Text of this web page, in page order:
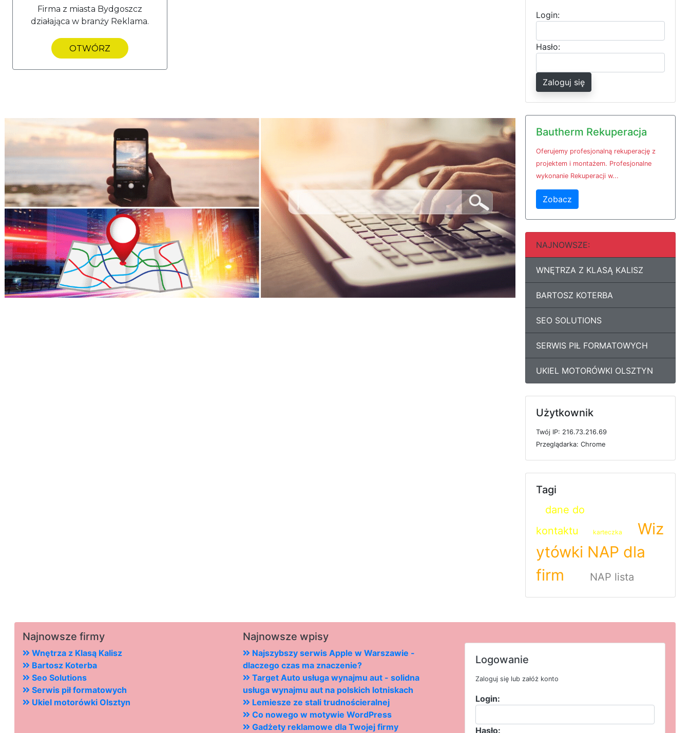
Firma z miasta Bydgoszcz
działająca w branży Reklama.
OTWÓRZ
Login:
Hasło:
Zaloguj się
Bautherm Rekuperacja
Oferujemy profesjonalną rekuperację z
projektem i montażem. Profesjonalne
wykonanie Rekuperacji w...
Zobacz
NAJNOWSZE:
WNĘTRZA Z KLASĄ KALISZ
BARTOSZ KOTERBA
SEO SOLUTIONS
SERWIS PIŁ FORMATOWYCH
UKIEL MOTORÓWKI OLSZTYN
Użytkownik
Twój IP: 216.73.216.69
Przeglądarka: Chrome
Tagi
dane do
kontaktu
karteczka
Wiz
ytówki NAP dla
firm
NAP lista
Najnowsze firmy
Wnętrza z Klasą Kalisz
Bartosz Koterba
Seo Solutions
Serwis pił formatowych
Ukiel motorówki Olsztyn
Najnowsze wpisy
Najszybszy serwis Apple w Warszawie -
dlaczego czas ma znaczenie?
Target Auto usługa wynajmu aut - solidna
usługa wynajmu aut na polskich lotniskach
Lemiesze ze stali trudnościeralnej
Co nowego w motywie WordPress
Gadżety reklamowe dla Twojej firmy
Logowanie
Zaloguj się lub załóż konto
Login:
Hasło: